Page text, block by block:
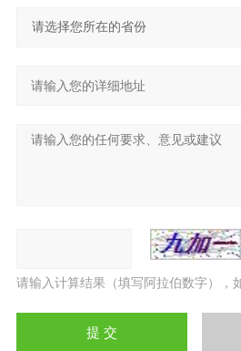
请输入计算结果（填写阿拉伯数字），